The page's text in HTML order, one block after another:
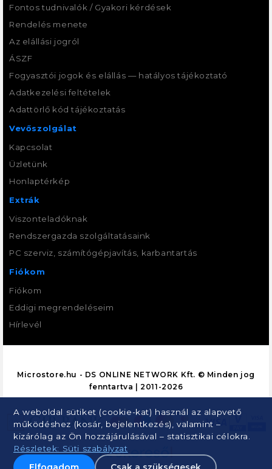
Fontos tudnivalók / Gyakori kérdések
Rendelés menete
Az elállási jogról
ÁSZF
Fogyasztói jogok és elállás — hatályos tájékoztató
Adatkezelési feltételek
Adattörlő kód tájékoztatás
Vevőszolgálat
Kapcsolat
Üzletünk
Honlaptérkép
Extrák
Viszonteladóknak
Rendszergazda szolgáltatásaink
PC szerviz, számítógépjavítás, karbantartás
Fiókom
Fiókom
Eddigi megrendeléseim
Hírlevél
A weboldal sütiket (cookie-kat) használ az alapvető
működéshez (kosár, bejelentkezés), valamint –
kizárólag az Ön hozzájárulásával – statisztikai célokra.
Részletek: Süti szabályzat
Microstore.hu - DS ONLINE NETWORK Kft. © Minden jog
fenntartva | 2011-2026